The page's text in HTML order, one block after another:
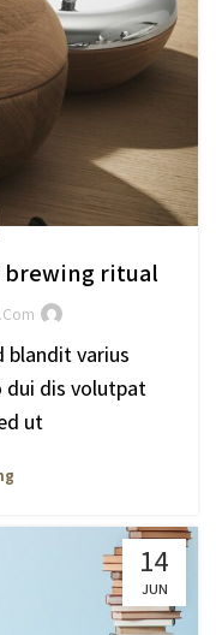
brewing ritual
blandit varius
dui dis volutpat
ut...
14
JUN